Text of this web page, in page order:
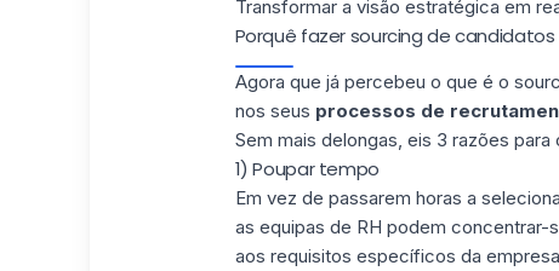
Transformar a visão estratégica em
Porquê fazer sourcing de candidatos
Agora que já percebeu o que é o
nos seus processos de
Sem mais delongas, eis 3 razões para
1) Poupar tempo
Em vez de passarem horas a
as equipas de RH podem
aos requisitos específicos da